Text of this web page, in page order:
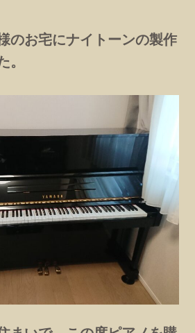
のお宅にナイトーンの製作
。